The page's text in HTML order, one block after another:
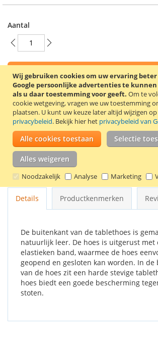
Wij gebruiken cookies om uw ervaring
Google persoonlijke advertenties te
als u daar toestemming voor geeft. Om te
cookie wetgeving, vragen we uw toestemming
plaatsen. U kunt uw keuze later altijd wijzigen
privacybeleid. Bekijk hier het privacybeleid van
Alle cookies toestaan Selectie
Alles weigeren
Noodzakelijk Analyse Marketing
Aantal
In Winkelwagen
VOEG TOE AAN
TOEVOEGEN OM TE
Stijlvolle 360° draaibare tablethoes voor de
Tab 2 7.0 tablet. Kleur: blauw.
Details Productkenmerken
De buitenkant van de tablethoes is
natuurlijk leer. De hoes is uitgerust met
elastieken band, waarmee de hoes
geopend en gesloten kan worden. In de
van de hoes zit een harde stevige
hoes biedt een goede bescherming
stoten.